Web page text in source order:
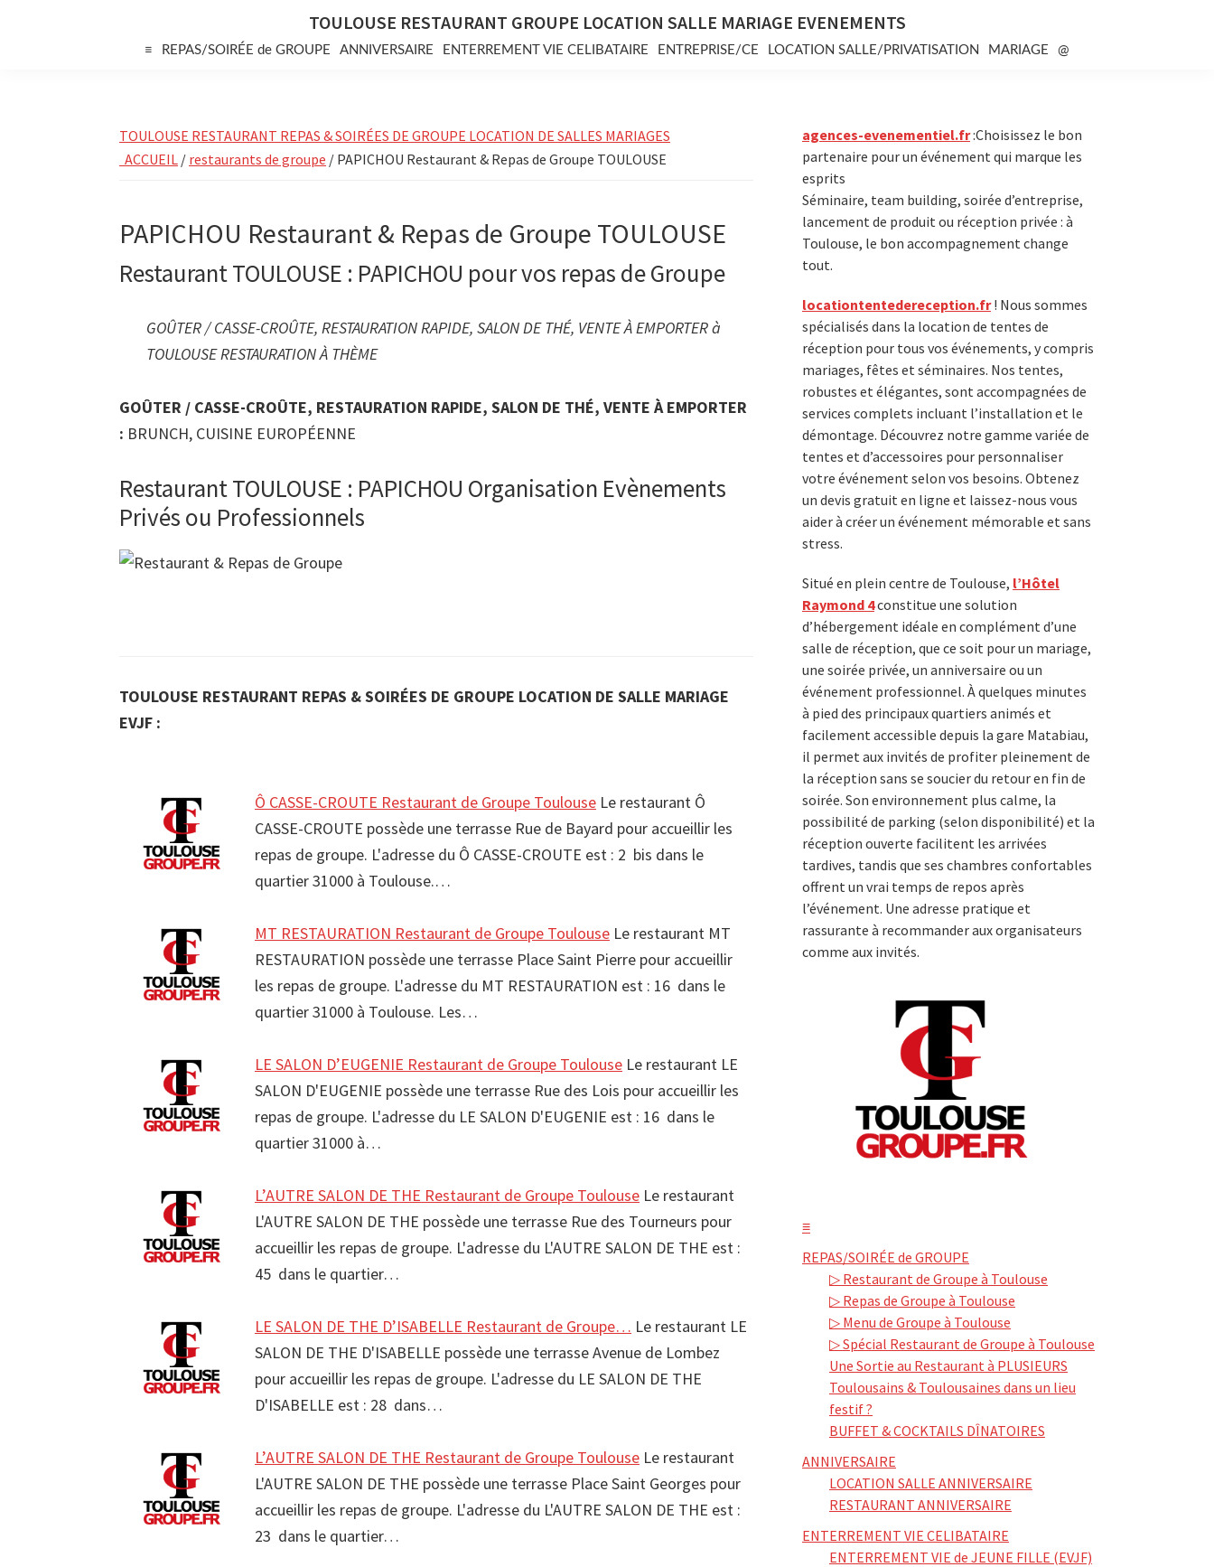
TOULOUSE RESTAURANT GROUPE LOCATION SALLE MARIAGE EVENEMENTS
≡ REPAS/SOIRÉE de GROUPE ANNIVERSAIRE ENTERREMENT VIE CELIBATAIRE ENTREPRISE/CE LOCATION SALLE/PRIVATISATION MARIAGE @
TOULOUSE RESTAURANT REPAS & SOIRÉES DE GROUPE LOCATION DE SALLES MARIAGES
ACCUEIL / restaurants de groupe / PAPICHOU Restaurant & Repas de Groupe TOULOUSE
PAPICHOU Restaurant & Repas de Groupe TOULOUSE
Restaurant TOULOUSE : PAPICHOU pour vos repas de Groupe
GOÛTER / CASSE-CROÛTE, RESTAURATION RAPIDE, SALON DE THÉ, VENTE À EMPORTER à
TOULOUSE RESTAURATION À THÈME
GOÛTER / CASSE-CROÛTE, RESTAURATION RAPIDE, SALON DE THÉ, VENTE À EMPORTER
: BRUNCH, CUISINE EUROPÉENNE
Restaurant TOULOUSE : PAPICHOU Organisation Evènements
Privés ou Professionnels
TOULOUSE RESTAURANT REPAS & SOIRÉES DE GROUPE LOCATION DE SALLE MARIAGE
EVJF :
Ô CASSE-CROUTE Restaurant de Groupe Toulouse Le restaurant Ô
CASSE-CROUTE possède une terrasse Rue de Bayard pour accueillir les
repas de groupe. L'adresse du Ô CASSE-CROUTE est : 2 bis dans le
quartier 31000 à Toulouse.…
MT RESTAURATION Restaurant de Groupe Toulouse Le restaurant MT
RESTAURATION possède une terrasse Place Saint Pierre pour accueillir
les repas de groupe. L'adresse du MT RESTAURATION est : 16 dans le
quartier 31000 à Toulouse. Les…
LE SALON D’EUGENIE Restaurant de Groupe Toulouse Le restaurant LE
SALON D'EUGENIE possède une terrasse Rue des Lois pour accueillir les
repas de groupe. L'adresse du LE SALON D'EUGENIE est : 16 dans le
quartier 31000 à…
L’AUTRE SALON DE THE Restaurant de Groupe Toulouse Le restaurant
L'AUTRE SALON DE THE possède une terrasse Rue des Tourneurs pour
accueillir les repas de groupe. L'adresse du L'AUTRE SALON DE THE est :
45 dans le quartier…
LE SALON DE THE D’ISABELLE Restaurant de Groupe… Le restaurant LE
SALON DE THE D'ISABELLE possède une terrasse Avenue de Lombez
pour accueillir les repas de groupe. L'adresse du LE SALON DE THE
D'ISABELLE est : 28 dans…
L’AUTRE SALON DE THE Restaurant de Groupe Toulouse Le restaurant
L'AUTRE SALON DE THE possède une terrasse Place Saint Georges pour
accueillir les repas de groupe. L'adresse du L'AUTRE SALON DE THE est :
23 dans le quartier…
Primary
Sidebar
agences-evenementiel.fr:Choisissez le bon
partenaire pour un événement qui marque les
esprits
Séminaire, team building, soirée d’entreprise,
lancement de produit ou réception privée : à
Toulouse, le bon accompagnement change
tout.
locationtentedereception.fr! Nous sommes
spécialisés dans la location de tentes de
réception pour tous vos événements, y compris
mariages, fêtes et séminaires. Nos tentes,
robustes et élégantes, sont accompagnées de
services complets incluant l’installation et le
démontage. Découvrez notre gamme variée de
tentes et d’accessoires pour personnaliser
votre événement selon vos besoins. Obtenez
un devis gratuit en ligne et laissez-nous vous
aider à créer un événement mémorable et sans
stress.
Situé en plein centre de Toulouse, l’Hôtel
Raymond 4constitue une solution
d’hébergement idéale en complément d’une
salle de réception, que ce soit pour un mariage,
une soirée privée, un anniversaire ou un
événement professionnel. À quelques minutes
à pied des principaux quartiers animés et
facilement accessible depuis la gare Matabiau,
il permet aux invités de profiter pleinement de
la réception sans se soucier du retour en fin de
soirée. Son environnement plus calme, la
possibilité de parking (selon disponibilité) et la
réception ouverte facilitent les arrivées
tardives, tandis que ses chambres confortables
offrent un vrai temps de repos après
l’événement. Une adresse pratique et
rassurante à recommander aux organisateurs
comme aux invités.
≡
REPAS/SOIRÉE de GROUPE
▷ Restaurant de Groupe à Toulouse
▷ Repas de Groupe à Toulouse
▷ Menu de Groupe à Toulouse
▷ Spécial Restaurant de Groupe à Toulouse
Une Sortie au Restaurant à PLUSIEURS
Toulousains & Toulousaines dans un lieu
festif ?
BUFFET & COCKTAILS DÎNATOIRES
ANNIVERSAIRE
LOCATION SALLE ANNIVERSAIRE
RESTAURANT ANNIVERSAIRE
ENTERREMENT VIE CELIBATAIRE
ENTERREMENT VIE de JEUNE FILLE (EVJF)